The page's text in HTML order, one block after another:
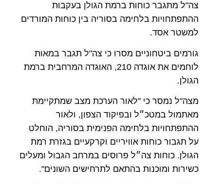
צה"ל מתגבר כוחות ברמת הגולן בעקבות
ההתפתחויות בלחימה בסוריה בין כוחות המורדים
למשטר אסד.
גורמים ביטחוניים מסרו כי צה"ל תגבר במאות
לוחמים את אוגדה 210, האוגדה המרחבית ברמת
הגולן.
מצה"ל נמסר כי "לאור הערכת מצב שמתקיימת
מאתמול במטכ״ל ובפיקוד הצפון, ולאור
ההתפתחויות בלחימה הפנימית בסוריה, הוחלט
על תגבור כוחות אוויריים וקרקעיים בגזרת רמת
הגולן. כוחות צה״ל פרוסים במרחב הגבול ומעלים
כשירות ומוכנות בהתאם לתרחישים השונים".